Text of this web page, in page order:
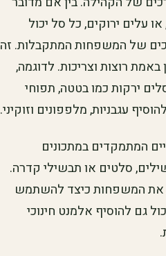
עלים ירוקים, כל סל יכול
של המשפחות המתקבלות. זה
רוצות וצריכות. לדוגמה,
ירקות כמו בטטה, תפוחי
עגבניות, מלפפונים וזוקיני.
המתמקדים במתכונים
סלטים או תבשילי קדרה.
את המשפחות כיצד להשתמש
גם להוסיף אלמנט חינוכי